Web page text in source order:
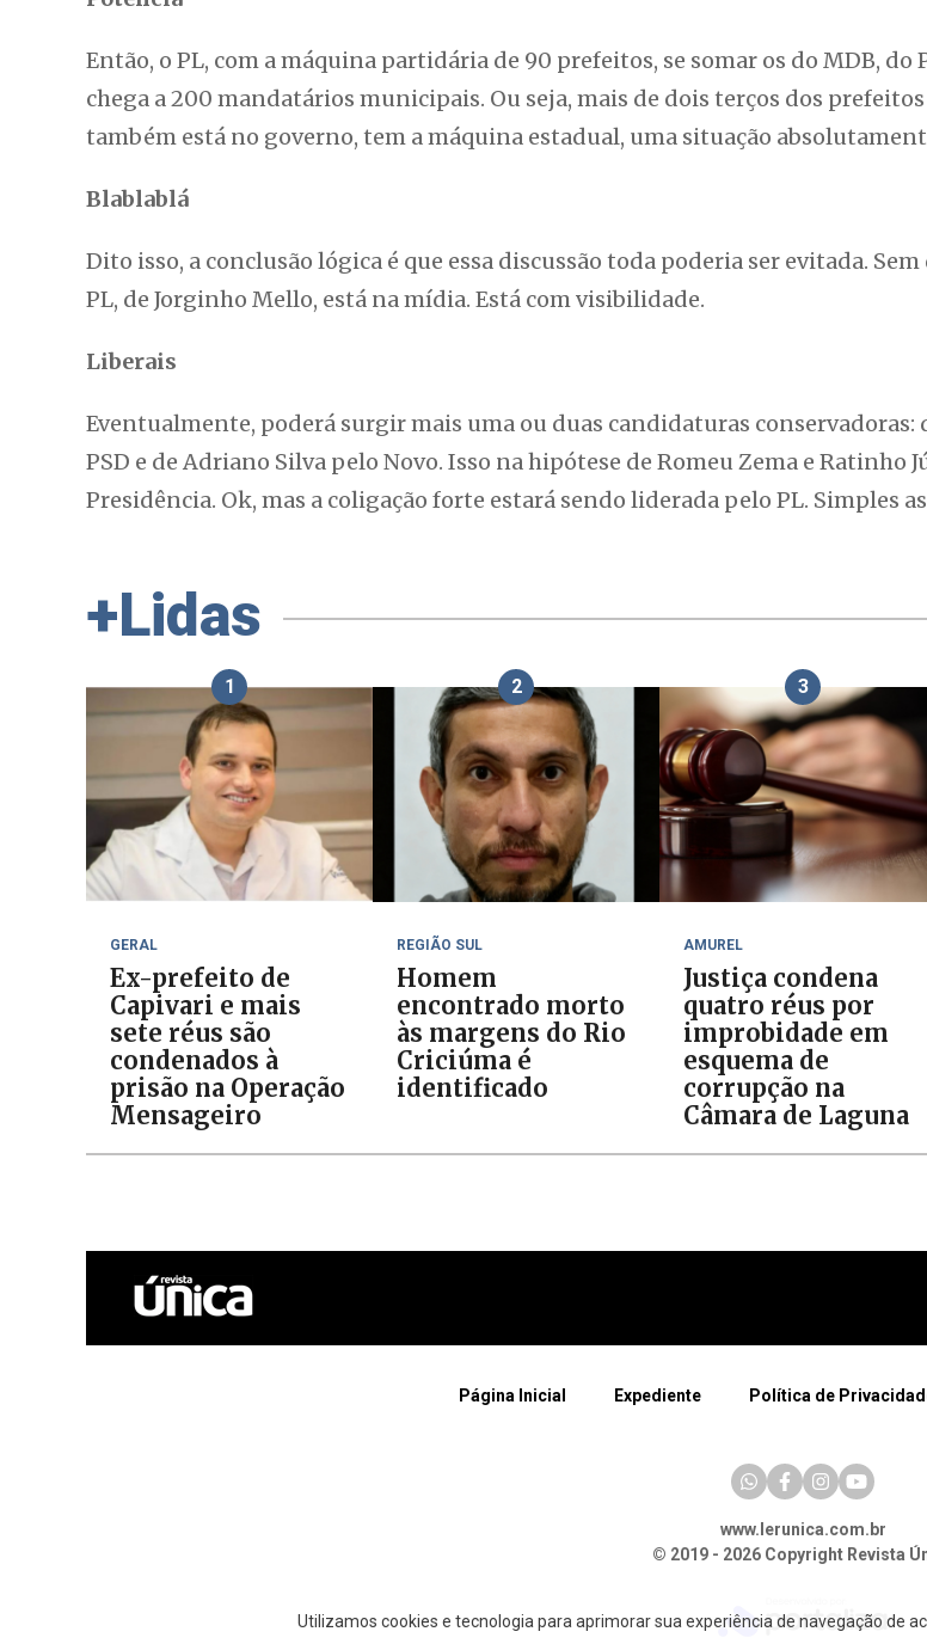
Então, o PL, com a máquina partidária de 90 prefeitos, se somar os do MDB, do
chega a 200 mandatários municipais. Ou seja, mais de dois terços dos
também está no governo, tem a máquina estadual, uma situação
Blablablá
Dito isso, a conclusão lógica é que essa discussão toda poderia ser evitada.
PL, de Jorginho Mello, está na mídia. Está com visibilidade.
Liberais
Eventualmente, poderá surgir mais uma ou duas candidaturas conservadoras:
PSD e de Adriano Silva pelo Novo. Isso na hipótese de Romeu Zema e Ratinho
Presidência. Ok, mas a coligação forte estará sendo liderada pelo PL. Simples
+Lidas
1
GERAL
Ex-prefeito de
Capivari e mais
sete réus são
condenados à
prisão na Operação
Mensageiro
2
REGIÃO SUL
Homem
encontrado morto
às margens do Rio
Criciúma é
identificado
3
AMUREL
Justiça condena
quatro réus por
improbidade em
esquema de
corrupção na
Câmara de Laguna
Página Inicial Expediente Política de
www.lerunica.com.br
© 2019 - 2026 Copyright Revista
Utilizamos cookies e tecnologia para aprimorar sua experiência de navegação de